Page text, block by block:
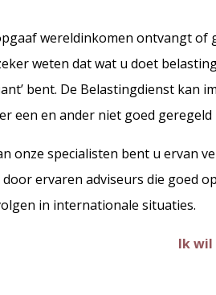
wereldinkomen ontvangt of
weten dat wat u doet
bent. De Belastingdienst kan
een en ander niet goed geregeld
onze specialisten bent u ervan
ervaren adviseurs die goed
in internationale situaties.
Ik wil